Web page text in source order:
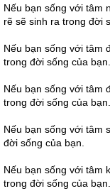
Nếu bạn sống với tâm
rẽ sẽ sinh ra trong đời
Nếu bạn sống với tâm
trong đời sống của bạn.
Nếu bạn sống với tâm
trong đời sống của bạn.
Nếu bạn sống với tâm
đời sống của bạn.
Nếu bạn sống với tâm
trong đời sống của bạn.